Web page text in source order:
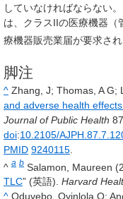
していなければならない
は、クラスIIの医療機器（
療機器販売業届が要求され
脚注
^ Zhang, J; Thomas, A G;
and adverse health
Journal of Public Health 87
doi:10.2105/
PMID 9240115
^ a b Salamon, Maureen
TLC” (英語). Harvard
^ Oduyebo, Oyinlola O;